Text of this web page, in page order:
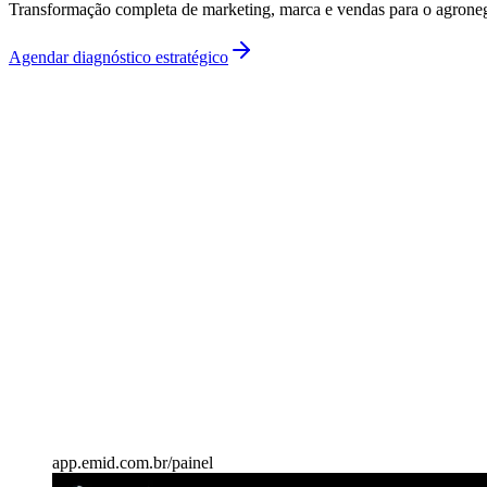
Transformação completa de marketing, marca e vendas para o
Agendar diagnóstico estratégico
app.emid.com.br/painel